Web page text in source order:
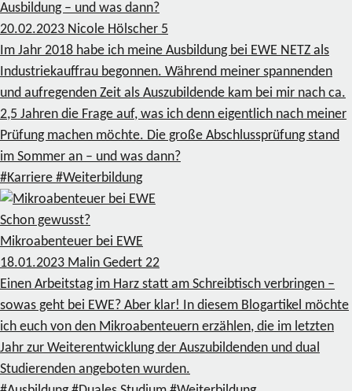
Ausbildung – und was dann?
20.02.2023 Nicole Hölscher 5
Im Jahr 2018 habe ich meine Ausbildung bei EWE NETZ als
Industriekauffrau begonnen. Während meiner spannenden
und aufregenden Zeit als Auszubildende kam bei mir nach ca.
2,5 Jahren die Frage auf, was ich denn eigentlich nach meiner
Prüfung machen möchte. Die große Abschlussprüfung stand
im Sommer an – und was dann?
#Karriere #Weiterbildung
Schon gewusst?
Mikroabenteuer bei EWE
18.01.2023 Malin Gedert 22
Einen Arbeitstag im Harz statt am Schreibtisch verbringen –
sowas geht bei EWE? Aber klar! In diesem Blogartikel möchte
ich euch von den Mikroabenteuern erzählen, die im letzten
Jahr zur Weiterentwicklung der Auszubildenden und dual
Studierenden angeboten wurden.